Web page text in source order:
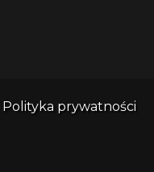
Polityka prywatności